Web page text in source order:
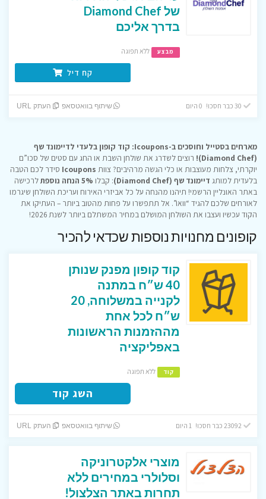
של Diamond Chef
בדרך אליכם
מבצע ללא תפוגה
קח דיל
שיתוף בוואטסאפ העתק URL
מארחים בסטייל וחוסכים ב-Icoupons: קוד קופון בלעדי לדיימונד שף
(Diamond Chef)!
רוצים לשדרג את שולחן השבת או החג עם סטים של סכו”ם
יוקרתי, צלחות מעוצבות או כלי הגשה מרהיבים? צוות Icoupons סידר לכם הטבה
בלעדית למותג דיימונד שף (Diamond Chef) : קבלו 5% הנחה נוספת
לרכישה
באתר האונליין הרשמי! תיהנו מהנחה על כל אביזרי האירוח ועריכת השולחן שיגרמו
לאורחים שלכם להגיד “וואו”. אל תתפשרו על פחות מהטוב ביותר – העתיקו את
הקוד עכשיו ועצבו את השולחן המושלם במחיר המשתלם ביותר לשנת 2026!
קופונים מחנויות נוספות שכדאי להכיר
קוד קופון מפנק שנותן
40 ש״ח במתנה
לקנייה במשלוחה, 20
ש״ח לכל אחת
מההזמנות הראשונות
באפליקציה
קוד ללא תפוגה
השג קוד
23092 כבר חסכו! 1 היום שיתוף בוואטסאפ העתק URL
מוצרי אלקטרוניקה
וסלולרי במחירים ללא
תחרות באתר הצלצול!